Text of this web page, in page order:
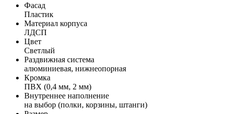
Фасад
Пластик
Материал корпуса
ЛДСП
Цвет
Светлый
Раздвижная система
алюминиевая, нижнеопорная
Кромка
ПВХ (0,4 мм, 2 мм)
Внутреннее наполнение
на выбор (полки, корзины, штанги)